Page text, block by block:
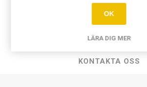
ÖVERSIKT
KONTAKTA OSS
OK
LÄRA DIG MER